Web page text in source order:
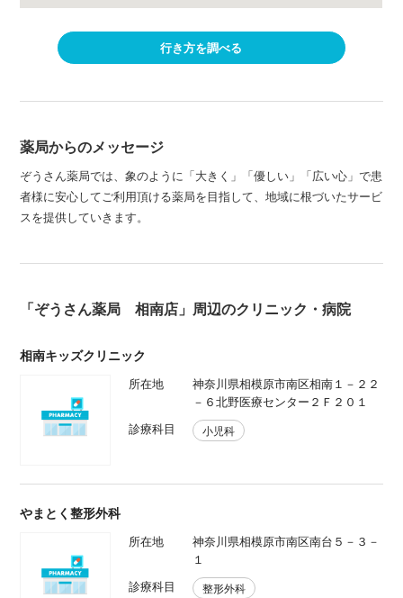
行き方を調べる
薬局からのメッセージ
ぞうさん薬局では、象のように「大きく」「優しい」「広い心」で患
者様に安心してご利用頂ける薬局を目指して、地域に根づいたサービ
スを提供していきます。
「ぞうさん薬局 相南店」周辺のクリニック・病院
相南キッズクリニック
所在地
神奈川県相模原市南区相南１－２２
－６北野医療センター２Ｆ２０１
診療科目
小児科
やまとく整形外科
所在地
神奈川県相模原市南区南台５－３－
１
診療科目
整形外科